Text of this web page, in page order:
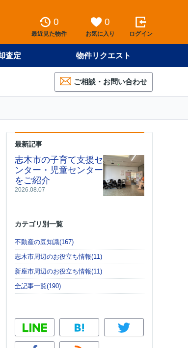
0
最近見た物件
0
お気に入り ログイン
査定 物件リクエスト
ご相談・お問い合わせ
最新記事
志木市の子育て支援セ
ンター・児童センター
をご紹介
2026.08.07
カテゴリ別一覧
不動産の豆知識(167)
志木市周辺のお役立ち情報(11)
新座市周辺のお役立ち情報(11)
全記事一覧(190)